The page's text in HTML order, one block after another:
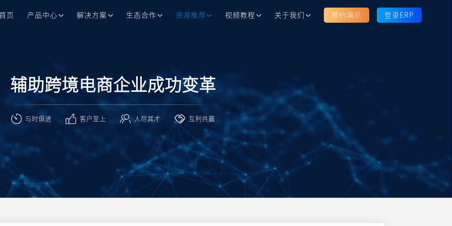
页 产品中心 解决方案 生态合作 资源推荐 视频教程 关于我们 预约演示 登录ERP
辅助跨境电商企业成功变革
与时俱进 客户至上 人尽其才 互利共赢